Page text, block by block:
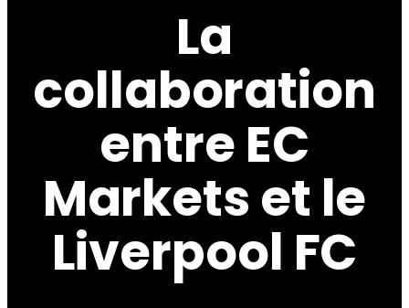
La
collaboration
entre EC
Markets et le
Liverpool FC